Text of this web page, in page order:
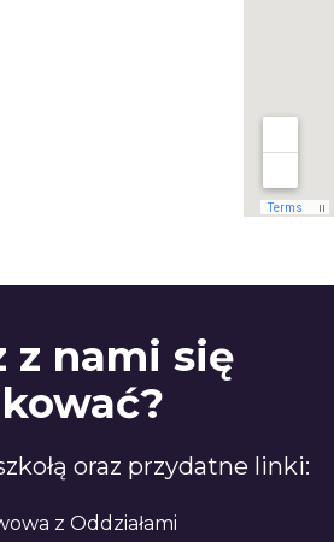
z nami się
oraz przydatne linki:
z Oddziałami